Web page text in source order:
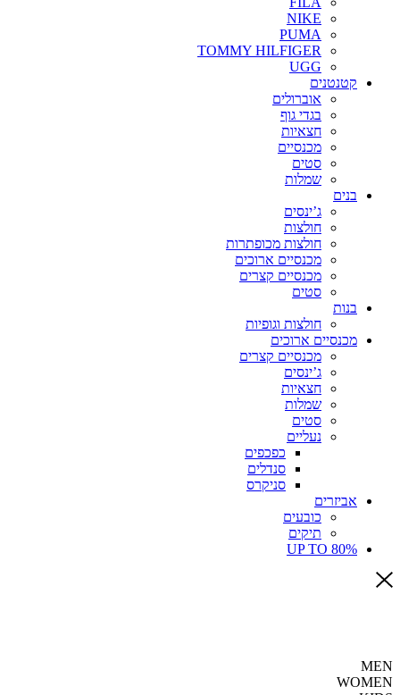
NIKE
PUMA
TOMMY HILFIGER
UGG
קטנטנים
אוברולים
בגדי גוף
חצאיות
מכנסיים
סטים
שמלות
בנים
ג’ינסים
חולצות
חולצות מכופתרות
מכנסיים ארוכים
מכנסיים קצרים
סטים
בנות
חולצות וגופיות
מכנסיים ארוכים
מכנסיים קצרים
ג’ינסים
חצאיות
שמלות
סטים
נעליים
כפכפים
סנדלים
סניקרס
אביזרים
כובעים
תיקים
UP TO 80%
MEN
WOMEN